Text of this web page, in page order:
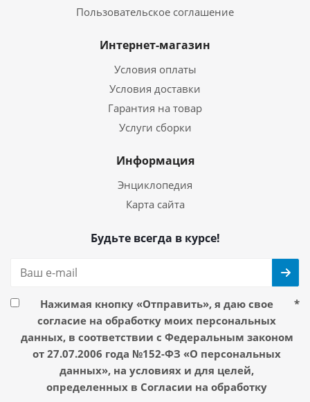
Пользовательское соглашение
Интернет-магазин
Условия оплаты
Условия доставки
Гарантия на товар
Услуги сборки
Информация
Энциклопедия
Карта сайта
Будьте всегда в курсе!
Нажимая кнопку «Отправить», я даю свое
согласие на обработку моих персональных
данных, в соответствии с Федеральным законом
от 27.07.2006 года №152-ФЗ «О персональных
данных», на условиях и для целей,
определенных в Согласии на обработку
*